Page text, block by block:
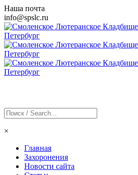
Наша почта
info@spslc.ru
×
Главная
Захоронения
Новости сайта